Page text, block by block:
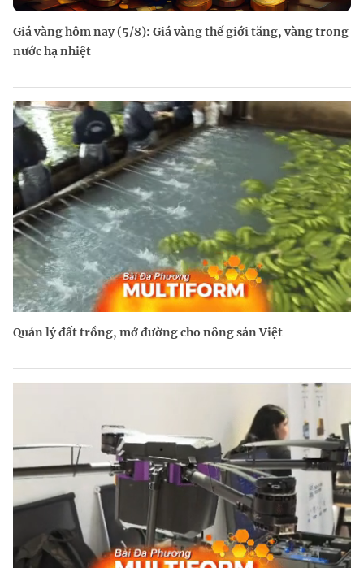
Giá vàng hôm nay (5/8): Giá vàng thế giới tăng, vàng trong
nước hạ nhiệt
Quản lý đất trồng, mở đường cho nông sản Việt